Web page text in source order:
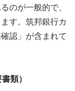
のが一般的で、
す。筑邦銀行カ
認」が含まれて
類）